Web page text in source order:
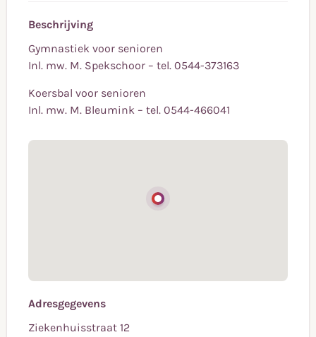
Beschrijving
Gymnastiek voor senioren
Inl. mw. M. Spekschoor – tel. 0544-373163
Koersbal voor senioren
Inl. mw. M. Bleumink – tel. 0544-466041
Adresgegevens
Ziekenhuisstraat 12